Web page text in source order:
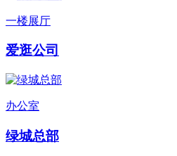
一楼展厅
爱逛公司
办公室
绿城总部